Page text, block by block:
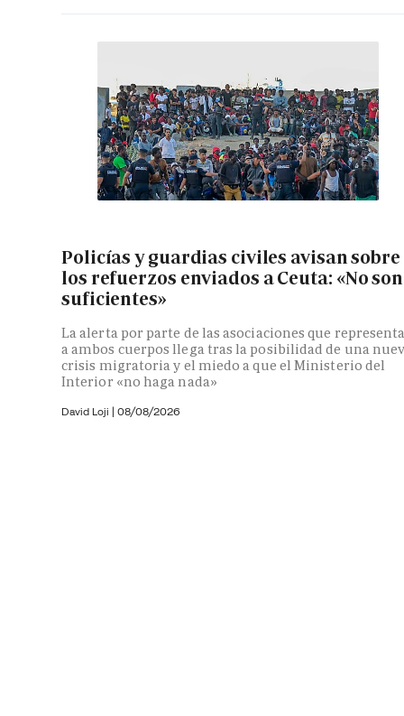
Policías y guardias civiles avisan sobre
los refuerzos enviados a Ceuta: «No son
suficientes»
La alerta por parte de las asociaciones que
a ambos cuerpos llega tras la posibilidad de una
crisis migratoria y el miedo a que el Ministerio del
Interior «no haga nada»
David Loji | 08/08/2026